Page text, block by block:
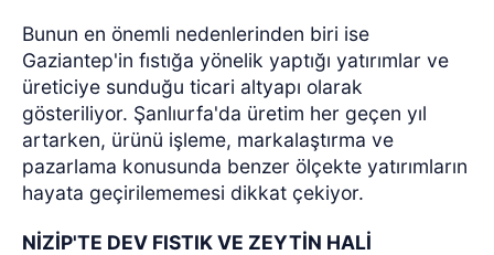
Bunun en önemli nedenlerinden biri ise
Gaziantep'in fıstığa yönelik yaptığı yatırımlar ve
üreticiye sunduğu ticari altyapı olarak
gösteriliyor. Şanlıurfa'da üretim her geçen yıl
artarken, ürünü işleme, markalaştırma ve
pazarlama konusunda benzer ölçekte yatırımların
hayata geçirilememesi dikkat çekiyor.
NİZİP'TE DEV FISTIK VE ZEYTİN HALİ